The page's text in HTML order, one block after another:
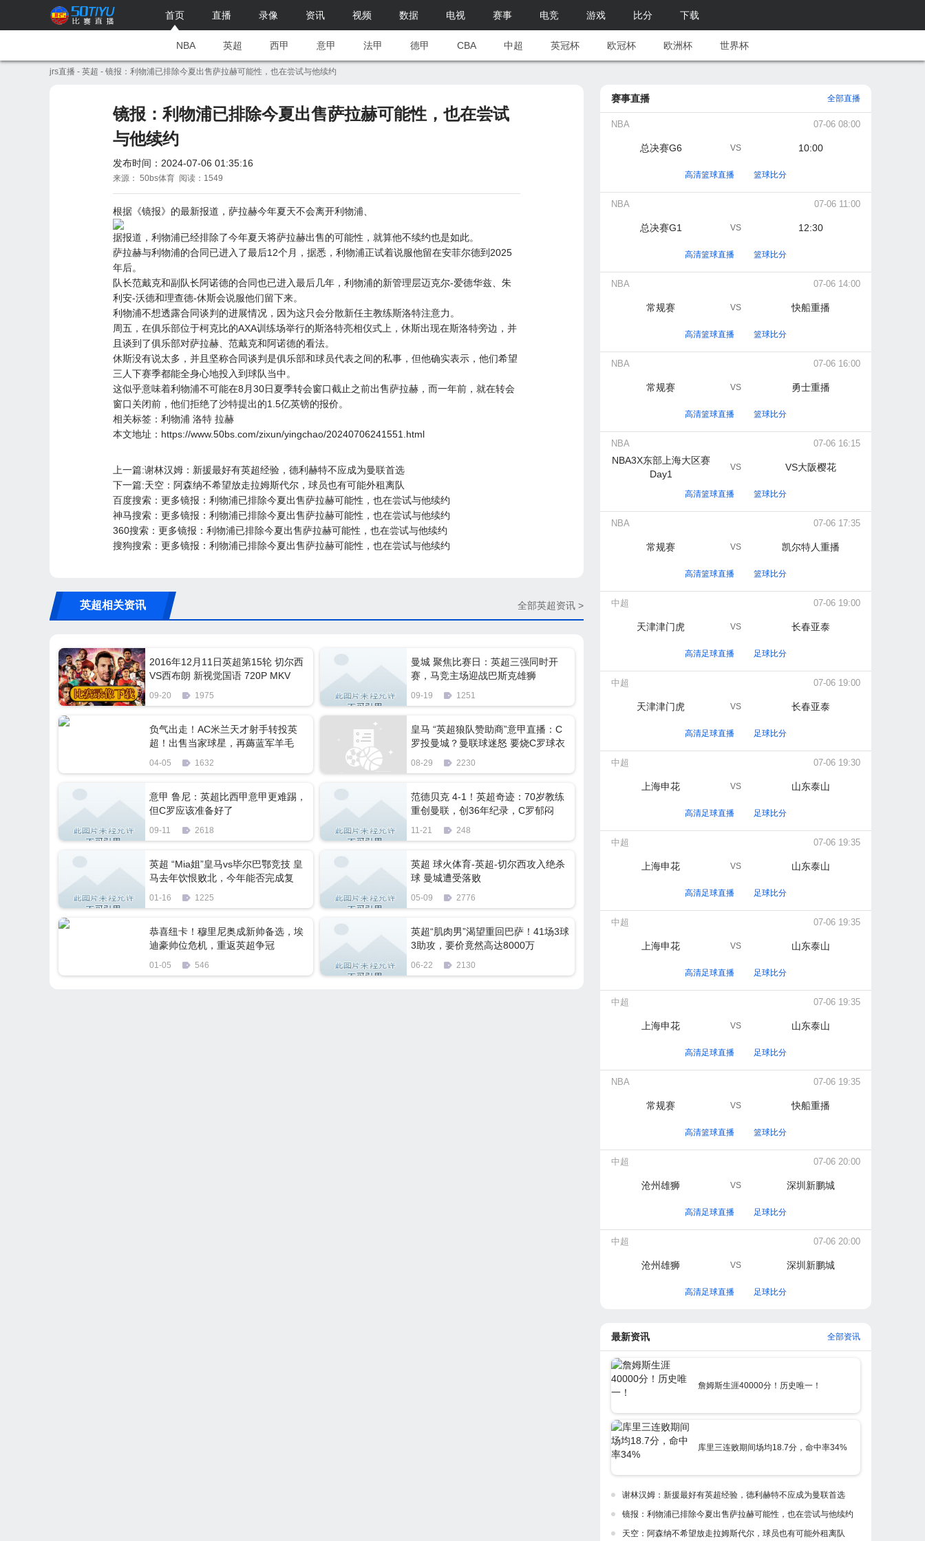
首页 直播 录像 资讯 视频 数据 电视 赛事 电竞 游戏 比分 下载
NBA 英超 西甲 意甲 法甲 德甲 CBA 中超 英冠杯 欧冠杯 欧洲杯 世界杯
jrs直播 - 英超 - 镜报：利物浦已排除今夏出售萨拉赫可能性，也在尝试与他续约
镜报：利物浦已排除今夏出售萨拉赫可能性，也在尝试
与他续约
发布时间：2024-07-06 01:35:16
来源： 50bs体育 阅读：1549
根据《镜报》的最新报道，萨拉赫今年夏天不会离开利物浦
据报道，利物浦已经排除了今年夏天将萨拉赫出售的可能性，就算他不续约也是如此。
萨拉赫与利物浦的合同已进入了最后12个月，据悉，利物浦正试着说服他留在安菲尔德到2025
年后。
队长范戴克和副队长阿诺德的合同也已进入最后几年，利物浦的新管理层迈克尔-爱德华兹、朱
利安-沃德和理查德-休斯会说服他们留下来。
利物浦不想透露合同谈判的进展情况，因为这只会分散新任主教练斯洛特注意力。
周五，在俱乐部位于柯克比的AXA训练场举行的斯洛特亮相仪式上，休斯出现在斯洛特旁边，并
且谈到了俱乐部对萨拉赫、范戴克和阿诺德的看法。
休斯没有说太多，并且坚称合同谈判是俱乐部和球员代表之间的私事，但他确实表示，他们希望
三人下赛季都能全身心地投入到球队当中。
这似乎意味着利物浦不可能在8月30日夏季转会窗口截止之前出售萨拉赫，而一年前，就在转会
窗口关闭前，他们拒绝了沙特提出的1.5亿英镑的报价。
相关标签： 利物浦 洛特 拉赫
本文地址： https://www.50bs.com/zixun/yingchao/20240706241551.html
上一篇:谢林汉姆：新援最好有英超经验，德利赫特不应成为曼联首选
下一篇:天空：阿森纳不希望放走拉姆斯代尔，球员也有可能外租离队
百度搜索：更多镜报：利物浦已排除今夏出售萨拉赫可能性，也在尝试与他续约
神马搜索：更多镜报：利物浦已排除今夏出售萨拉赫可能性，也在尝试与他续约
360搜索：更多镜报：利物浦已排除今夏出售萨拉赫可能性，也在尝试与他续约
搜狗搜索：更多镜报：利物浦已排除今夏出售萨拉赫可能性，也在尝试与他续约
英超相关资讯 全部英超资讯 >
2016年12月11日英超第15轮 切尔西
VS西布朗 新视觉国语 720P MKV
09-20 1975
曼城 聚焦比赛日：英超三强同时开
赛，马竞主场迎战巴斯克雄狮
09-19 1251
负气出走！AC米兰天才射手转投英
超！出售当家球星，再薅蓝军羊毛
04-05 1632
皇马 “英超狼队赞助商”意甲直播：C
罗投曼城？曼联球迷怒 要烧C罗球衣
08-29 2230
意甲 鲁尼：英超比西甲意甲更难踢，
但C罗应该准备好了
09-11 2618
范德贝克 4-1！英超奇迹：70岁教练
重创曼联，创36年纪录，C罗郁闷
11-21 248
英超 “Mia姐”皇马vs毕尔巴鄂竞技 皇
马去年饮恨败北，今年能否完成复
01-16 1225
英超 球火体育-英超-切尔西攻入绝杀
球 曼城遭受落败
05-09 2776
恭喜纽卡！穆里尼奥成新帅备选，埃
迪豪帅位危机，重返英超争冠
01-05 546
英超“肌肉男”渴望重回巴萨！41场3球
3助攻，要价竟然高达8000万
06-22 2130
赛事直播 全部直播
NBA 07-06 08:00
总决赛G6 VS 10:00
高清篮球直播 篮球比分
NBA 07-06 11:00
总决赛G1 VS 12:30
高清篮球直播 篮球比分
NBA 07-06 14:00
常规赛 VS 快船重播
高清篮球直播 篮球比分
NBA 07-06 16:00
常规赛 VS 勇士重播
高清篮球直播 篮球比分
NBA 07-06 16:15
NBA3X东部上海大区赛
Day1
VS VS大阪樱花
高清篮球直播 篮球比分
NBA 07-06 17:35
常规赛 VS 凯尔特人重播
高清篮球直播 篮球比分
中超 07-06 19:00
天津津门虎 VS 长春亚泰
高清足球直播 足球比分
中超 07-06 19:00
天津津门虎 VS 长春亚泰
高清足球直播 足球比分
中超 07-06 19:30
上海申花 VS 山东泰山
高清足球直播 足球比分
中超 07-06 19:35
上海申花 VS 山东泰山
高清足球直播 足球比分
中超 07-06 19:35
上海申花 VS 山东泰山
高清足球直播 足球比分
中超 07-06 19:35
上海申花 VS 山东泰山
高清足球直播 足球比分
NBA 07-06 19:35
常规赛 VS 快船重播
高清篮球直播 篮球比分
中超 07-06 20:00
沧州雄狮 VS 深圳新鹏城
高清足球直播 足球比分
中超 07-06 20:00
沧州雄狮 VS 深圳新鹏城
高清足球直播 足球比分
最新资讯 全部资讯
詹姆斯生涯40000分！历史唯一！
库里三连败期间场均18.7分，命中率34%
谢林汉姆：新援最好有英超经验，德利赫特不应成为曼联首选
镜报：利物浦已排除今夏出售萨拉赫可能性，也在尝试与他续约
天空：阿森纳不希望放走拉姆斯代尔，球员也有可能外租离队